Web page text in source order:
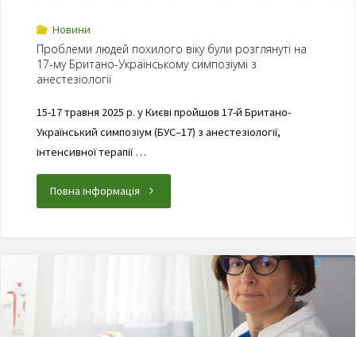
Новини
Проблеми людей похилого віку були розглянуті на
17-му Британо-Українському симпозіумі з
анестезіології
15-17 травня 2025 р. у Києві пройшов 17-й Британо-
Український симпозіум (БУС–17) з анестезіології,
інтенсивної терапії …
Повна інформація